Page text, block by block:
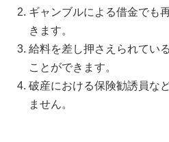
ギャンブルによる借金でも
きます。
給料を差し押さえられてい
ことができます。
破産における保険勧誘員な
ません。